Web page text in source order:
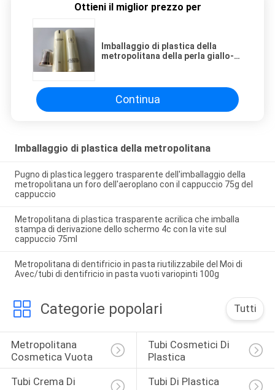
Ottieni il miglior prezzo per
Imballaggio di plastica della
metropolitana della perla giallo-
aperta
Continua
Imballaggio di plastica della metropolitana
Pugno di plastica leggero trasparente dell'imballaggio della
metropolitana un foro dell'aeroplano con il cappuccio 75g del
cappuccio
Metropolitana di plastica trasparente acrilica che imballa
stampa di derivazione dello schermo 4c con la vite sul
cappuccio 75ml
Metropolitana di dentifricio in pasta riutilizzabile del Moi di
Avec/tubi di dentifricio in pasta vuoti variopinti 100g
Categorie popolari Tutti
Metropolitana
Cosmetica Vuota
Tubi Cosmetici Di
Plastica
Tubi Crema Di
Tubi Di Plastica